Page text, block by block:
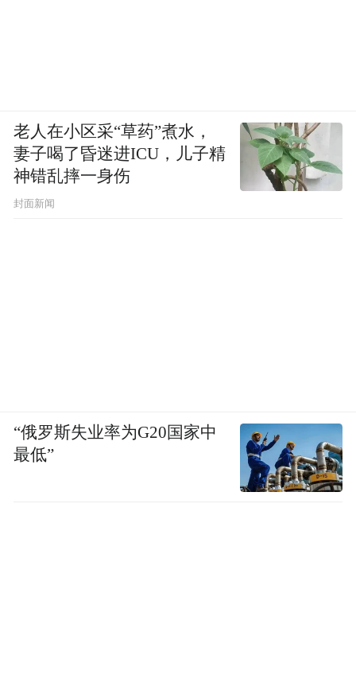
老人在小区采“草药”煮水，
妻子喝了昏迷进ICU，儿子精
神错乱摔一身伤
封面新闻
“俄罗斯失业率为G20国家中
最低”